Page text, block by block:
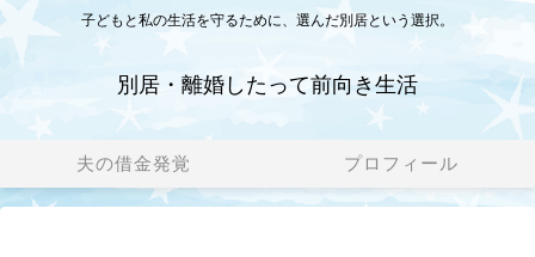
子どもと私の生活を守るために、選んだ別居という選択。
別居・離婚したって前向き生活
夫の借金発覚 プロフィール